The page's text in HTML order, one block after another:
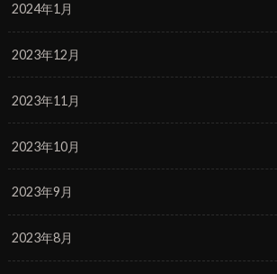
2024年1月
2023年12月
2023年11月
2023年10月
2023年9月
2023年8月